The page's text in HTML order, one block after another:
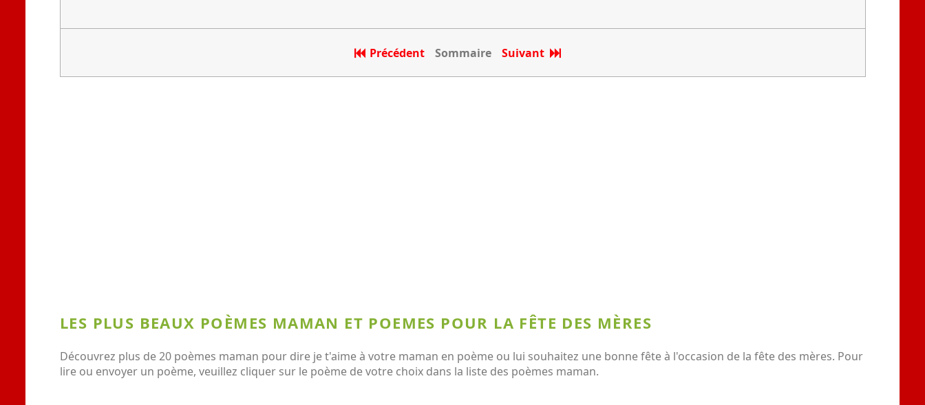
Précédent Sommaire Suivant
LES PLUS BEAUX POÈMES MAMAN ET POEMES POUR LA FÊTE DES MÈRES
Découvrez plus de 20 poèmes maman pour dire je t'aime à votre maman en poème ou lui souhaitez une bonne fête à l'occasion de la fête des mères. Pour
lire ou envoyer un poème, veuillez cliquer sur le poème de votre choix dans la liste des poèmes maman.